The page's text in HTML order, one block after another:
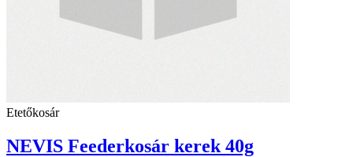
Etetőkosár
NEVIS Feederkosár kerek 40g